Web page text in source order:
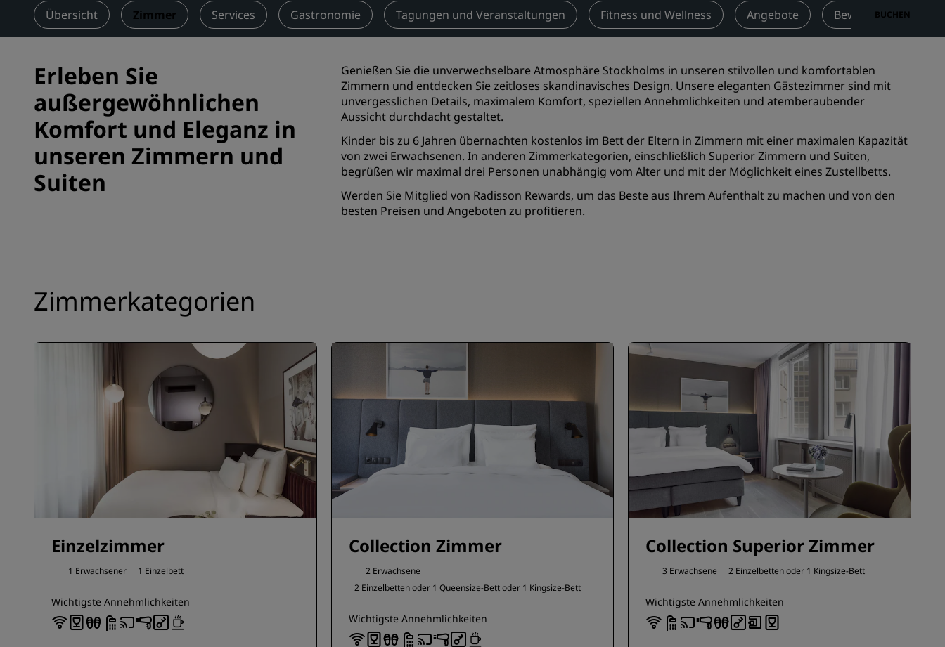
Flüge suchen
Restaurants
Nach einem Restaurant suchen
Digitale Services
Hotels im Stadtzentrum
Besuchen Sie unseren Blog
Radisson Rewards
Entdecken Sie Radisson Rewards
So verwenden Sie Punkte
So sammeln Sie Punkte
Bookers and Planners
inspirieren.
Check-in 3:00pm Zur Kasse 12:00pm
Übersicht Zimmer Services Gastronomie Tagungen und Veranstaltungen Fitness und Wellness Angebote Bewertungen
BUCHEN
Erleben Sie
außergewöhnlichen
Komfort und Eleganz in
unseren Zimmern und
Suiten
Genießen Sie die unverwechselbare Atmosphäre Stockholms in unseren stilvollen und komfortablen
Zimmern und entdecken Sie zeitloses skandinavisches Design. Unsere eleganten Gästezimmer sind mit
unvergesslichen Details, maximalem Komfort, speziellen Annehmlichkeiten und atemberaubender
Aussicht durchdacht gestaltet.
Kinder bis zu 6 Jahren übernachten kostenlos im Bett der Eltern in Zimmern mit einer maximalen Kapazität
von zwei Erwachsenen. In anderen Zimmerkategorien, einschließlich Superior Zimmern und Suiten,
begrüßen wir maximal drei Personen unabhängig vom Alter und mit der Möglichkeit eines Zustellbetts.
Werden Sie Mitglied von Radisson Rewards, um das Beste aus Ihrem Aufenthalt zu machen und von den
besten Preisen und Angeboten zu profitieren.
Zimmerkategorien
Einzelzimmer
1 Erwachsener 1 Einzelbett
Wichtigste Annehmlichkeiten
Collection Zimmer
2 Erwachsene
2 Einzelbetten oder 1 Queensize-Bett oder 1 Kingsize-Bett
Wichtigste Annehmlichkeiten
Collection Superior Zimmer
3 Erwachsene 2 Einzelbetten oder 1 Kingsize-Bett
Wichtigste Annehmlichkeiten